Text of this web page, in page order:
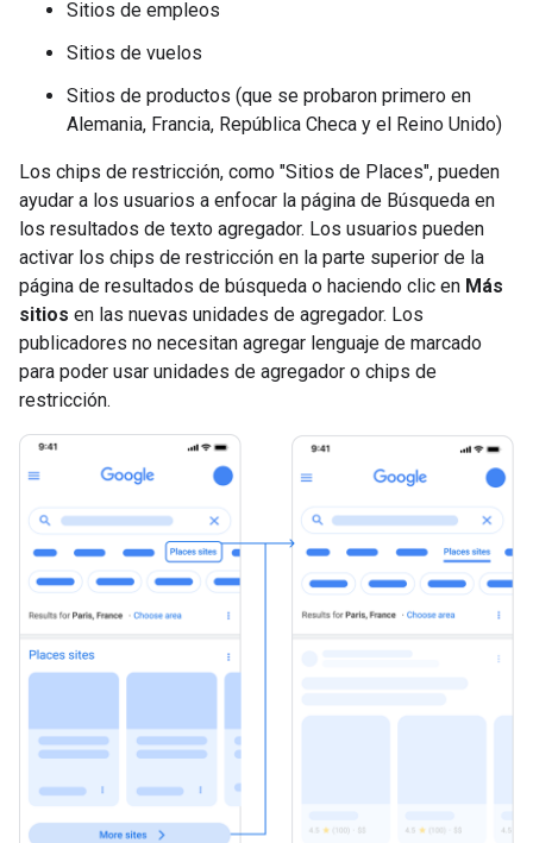
Sitios de empleos
Sitios de vuelos
Sitios de productos (que se probaron primero en
Alemania, Francia, República Checa y el Reino Unido)
Los chips de restricción, como "Sitios de Places", pueden
ayudar a los usuarios a enfocar la página de Búsqueda en
los resultados de texto agregador. Los usuarios pueden
activar los chips de restricción en la parte superior de la
página de resultados de búsqueda o haciendo clic en Más
sitios en las nuevas unidades de agregador. Los
publicadores no necesitan agregar lenguaje de marcado
para poder usar unidades de agregador o chips de
restricción.